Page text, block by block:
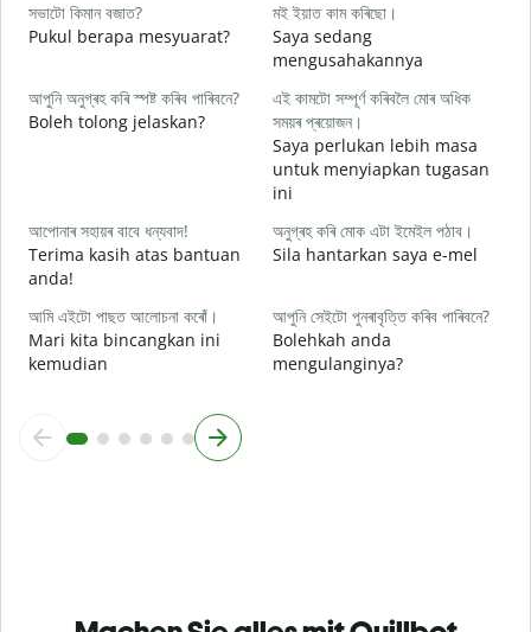
সভাটো কিমান বজাত?
Pukul berapa mesyuarat?
মই ইয়াত কাম কৰিছো।
Saya sedang
mengusahakannya
আপুনি অনুগ্ৰহ কৰি স্পষ্ট কৰিব পাৰিবনে?
Boleh tolong jelaskan?
এই কামটো সম্পূৰ্ণ কৰিবলৈ মোৰ অধিক
সময়ৰ প্ৰয়োজন।
Saya perlukan lebih masa
untuk menyiapkan tugasan
ini
আপোনাৰ সহায়ৰ বাবে ধন্যবাদ!
Terima kasih atas bantuan
anda!
অনুগ্ৰহ কৰি মোক এটা ইমেইল পঠাব।
Sila hantarkan saya e-mel
আমি এইটো পাছত আলোচনা কৰোঁ।
Mari kita bincangkan ini
kemudian
আপুনি সেইটো পুনৰাবৃত্তি কৰিব পাৰিবনে?
Bolehkah anda
mengulanginya?